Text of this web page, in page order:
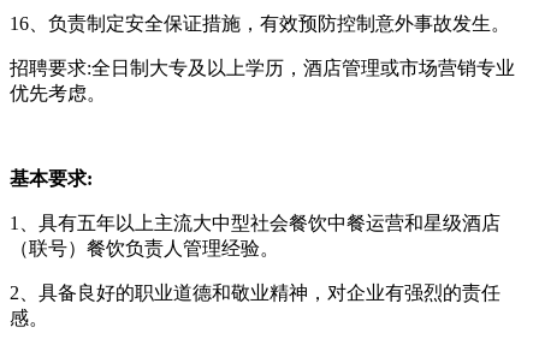
16、负责制定安全保证措施，有效预防控制意外事故发生。
招聘要求:全日制大专及以上学历，酒店管理或市场营销专业
优先考虑。
基本要求:
1、具有五年以上主流大中型社会餐饮中餐运营和星级酒店
（联号）餐饮负责人管理经验。
2、具备良好的职业道德和敬业精神，对企业有强烈的责任
感。